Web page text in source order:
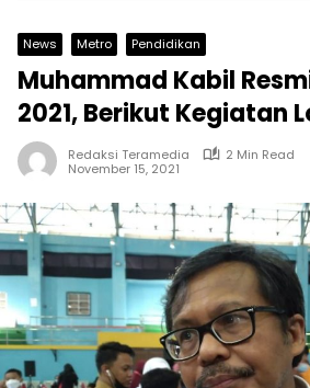
News Metro Pendidikan
Muhammad Kabil
2021, Berikut Kegiatan
Redaksi Teramedia
2 Min Read
November 15, 2021